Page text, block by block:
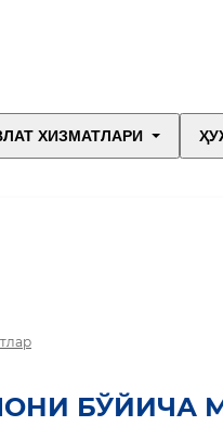
ХИЗМАТЛАРИ
БЎЙИЧА